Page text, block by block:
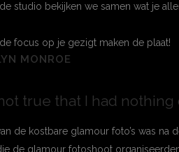
de studio bekijken we samen wat je
focus op je gezigt maken de plaat!
MONROE
true that I had nothing
de kostbare glamour foto’s was
de glamour fotoshoot